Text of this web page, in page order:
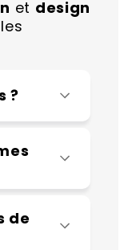
et design
?
de